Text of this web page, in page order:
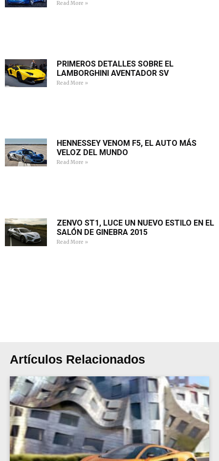
Read More »
PRIMEROS DETALLES SOBRE EL
LAMBORGHINI AVENTADOR SV
Read More »
HENNESSEY VENOM F5, EL AUTO MÁS
VELOZ DEL MUNDO
Read More »
ZENVO ST1, LUCE UN NUEVO ESTILO EN EL
SALÓN DE GINEBRA 2015
Read More »
Artículos Relacionados